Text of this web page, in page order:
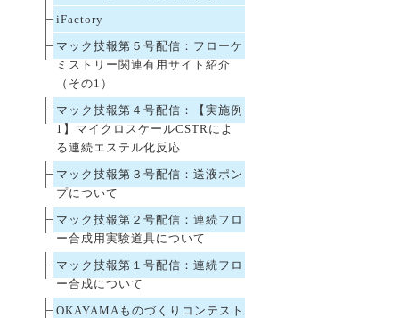
iFactory
マック技報第５号配信：フローケ
ミストリー関連有用サイト紹介
（その1）
マック技報第４号配信：【実施例
1】マイクロスケールCSTRによ
る連続エステル化反応
マック技報第３号配信：送液ポン
プについて
マック技報第２号配信：連続フロ
ー合成用実験道具について
マック技報第１号配信：連続フロ
ー合成について
OKAYAMAものづくりコンテスト